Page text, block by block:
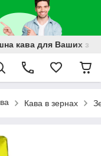
кава для Ваших
Кава в зернах